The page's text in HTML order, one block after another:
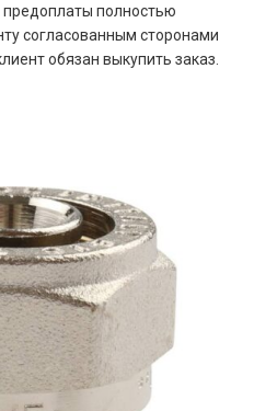
полностью
согласованным сторонами
обязан выкупить заказ.